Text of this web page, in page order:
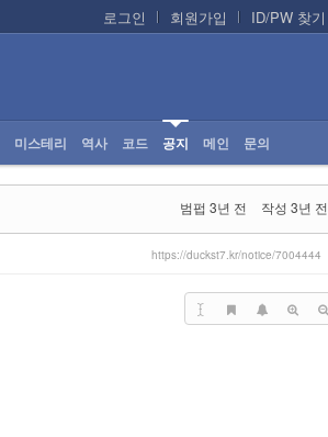
로그인
회원가입 ID/PW 찾기
미스테리 역사 코드 공지 메인 문의
범펍 3년 전 작성 3년 전
https://duckst7.kr/notice/7004444